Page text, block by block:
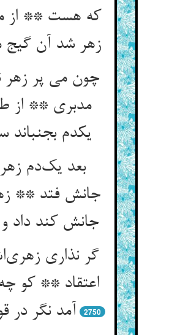
که هست ** از
زهر شد آن
چون می پر زهر
مدبری ** از
یکدم بجنباند
بعد یک‌دم زهر
جانش فتد **
جانش کند داد
گر نذاری
اعتقاد ** کو
آمد نگر در
2750